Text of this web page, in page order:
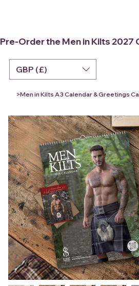
Pre-Order the Men in Kilts 2027
GBP (£)
>Men in Kilts A3 Calendar & Greetings